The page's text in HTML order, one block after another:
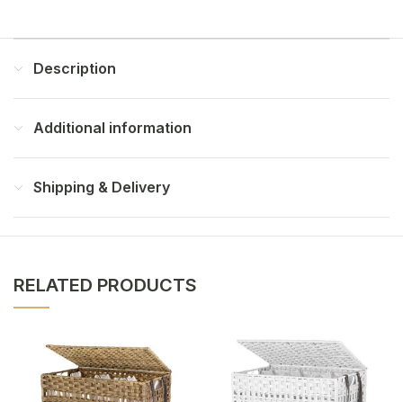
Description
Additional information
Shipping & Delivery
RELATED PRODUCTS